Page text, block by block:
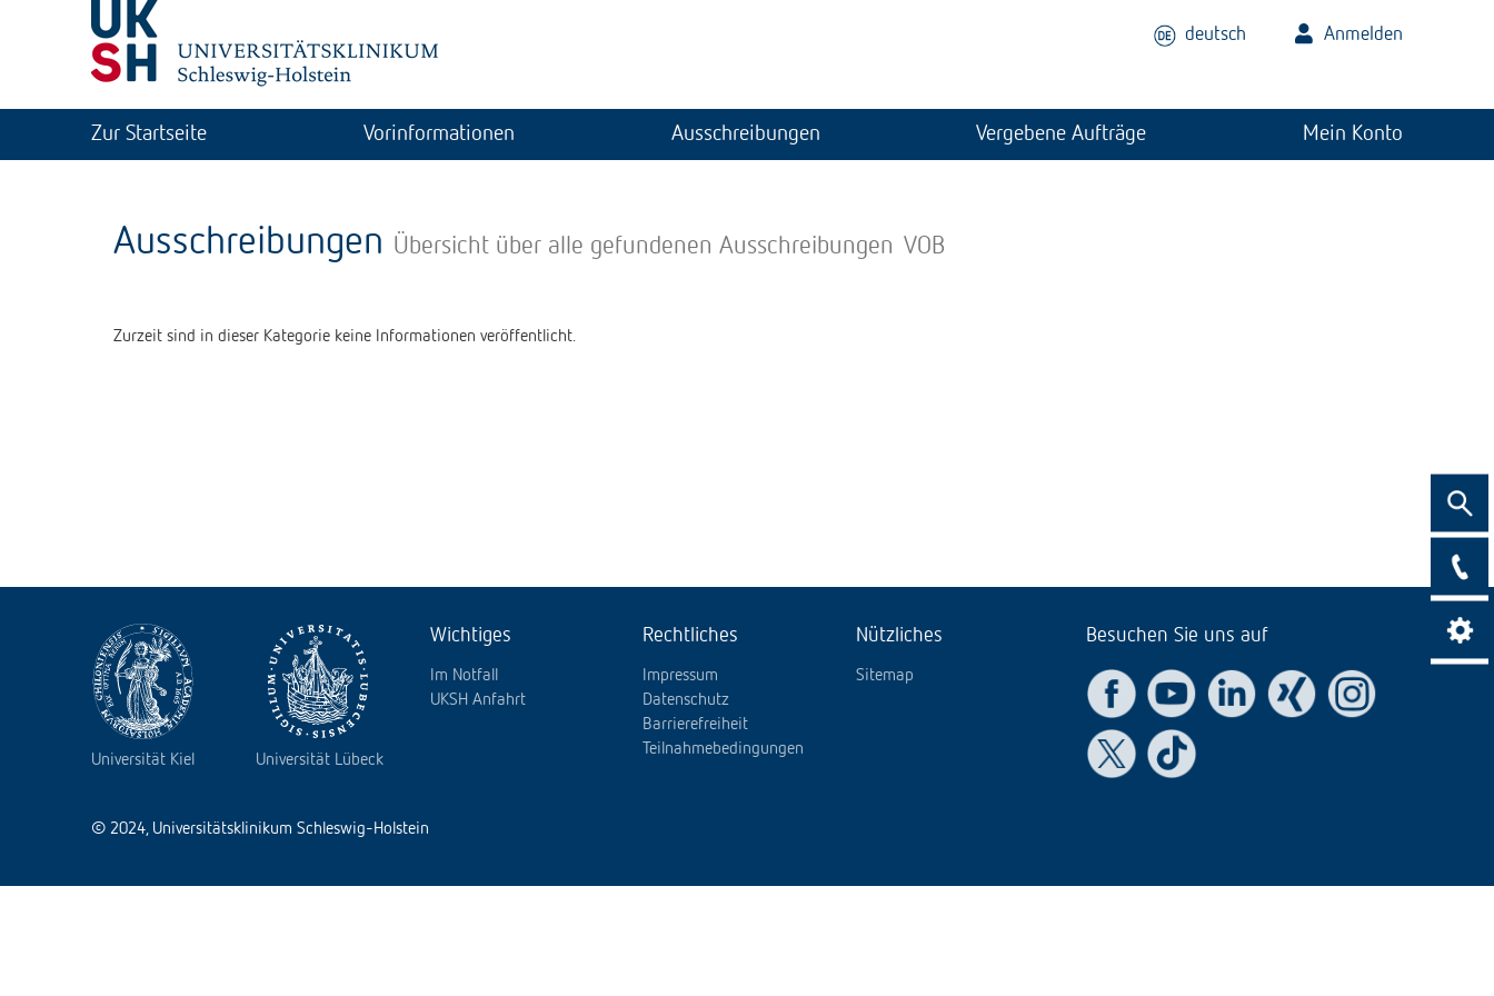
deutsch Anmelden
Kontrast ein
Zur Startseite Vorinformationen Ausschreibungen Vergebene Aufträge Mein Konto
Ausschreibungen Übersicht über alle gefundenen Ausschreibungen VOB
Zurzeit sind in dieser Kategorie keine Informationen veröffentlicht.
Universität Kiel Universität Lübeck
Wichtiges
Im Notfall
UKSH Anfahrt
Rechtliches
Impressum
Datenschutz
Barrierefreiheit
Teilnahmebedingungen
Nützliches
Sitemap
Besuchen Sie uns auf
© 2024, Universitätsklinikum Schleswig-Holstein